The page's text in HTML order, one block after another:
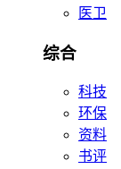
医卫
综合
科技
环保
资料
书评